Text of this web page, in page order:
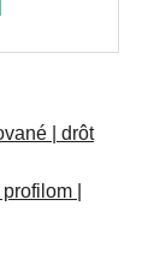
| drôt
|